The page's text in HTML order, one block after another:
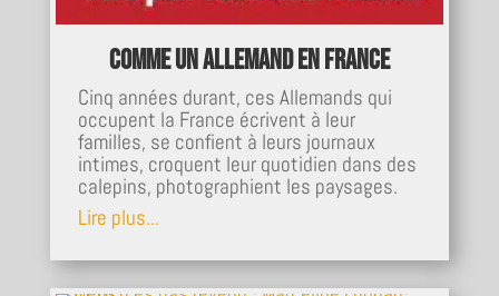
Comme un Allemand en France
Cinq années durant, ces Allemands qui
occupent la France écrivent à leur
familles, se confient à leurs journaux
intimes, croquent leur quotidien dans des
calepins, photographient les paysages.
Lire plus...